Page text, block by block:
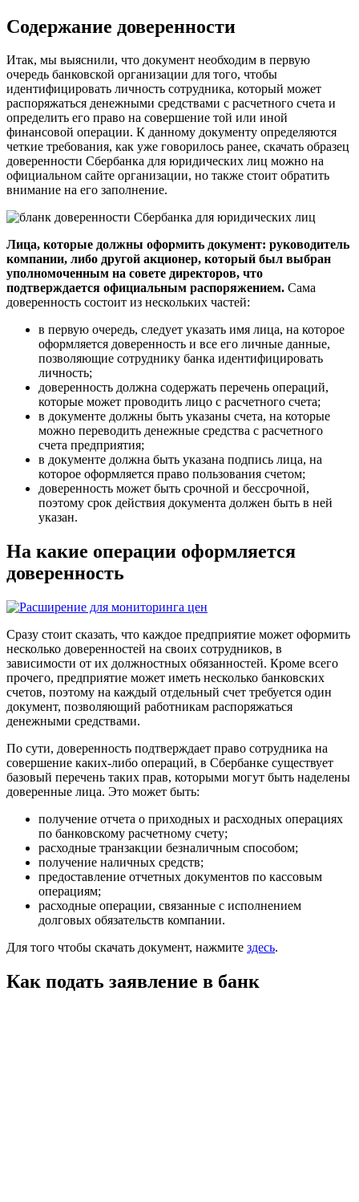
Содержание доверенности
Итак, мы выяснили, что документ необходим в первую
очередь банковской организации для того, чтобы
идентифицировать личность сотрудника, который может
распоряжаться денежными средствами с расчетного счета и
определить его право на совершение той или иной
финансовой операции. К данному документу определяются
четкие требования, как уже говорилось ранее, скачать образец
доверенности Сбербанка для юридических лиц можно на
официальном сайте организации, но также стоит обратить
внимание на его заполнение.
Лица, которые должны оформить документ: руководитель
компании, либо другой акционер, который был выбран
уполномоченным на совете директоров, что
подтверждается официальным распоряжением. Сама
доверенность состоит из нескольких частей:
в первую очередь, следует указать имя лица, на которое
оформляется доверенность и все его личные данные,
позволяющие сотруднику банка идентифицировать
личность;
доверенность должна содержать перечень операций,
которые может проводить лицо с расчетного счета;
в документе должны быть указаны счета, на которые
можно переводить денежные средства с расчетного
счета предприятия;
в документе должна быть указана подпись лица, на
которое оформляется право пользования счетом;
доверенность может быть срочной и бессрочной,
поэтому срок действия документа должен быть в ней
указан.
На какие операции оформляется
доверенность
Сразу стоит сказать, что каждое предприятие может оформить
несколько доверенностей на своих сотрудников, в
зависимости от их должностных обязанностей. Кроме всего
прочего, предприятие может иметь несколько банковских
счетов, поэтому на каждый отдельный счет требуется один
документ, позволяющий работникам распоряжаться
денежными средствами.
По сути, доверенность подтверждает право сотрудника на
совершение каких-либо операций, в Сбербанке существует
базовый перечень таких прав, которыми могут быть наделены
доверенные лица. Это может быть:
получение отчета о приходных и расходных операциях
по банковскому расчетному счету;
расходные транзакции безналичным способом;
получение наличных средств;
предоставление отчетных документов по кассовым
операциям;
расходные операции, связанные с исполнением
долговых обязательств компании.
Для того чтобы скачать документ, нажмите здесь.
Как подать заявление в банк